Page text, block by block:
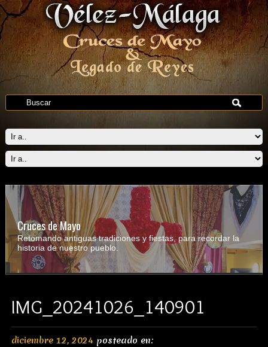
Cruces de Mayo
Retomando antiguas tradiciones y fiestas, para recordar la
historia de nuestro pueblo.
IMG_20241026_140901
diciembre 12, 2024 posteado en: